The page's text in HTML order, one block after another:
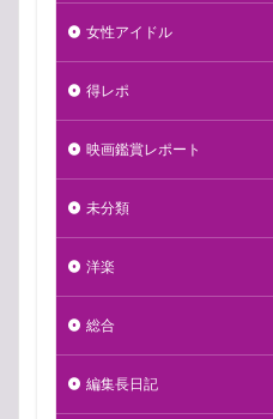
女性アイドル
得レポ
映画鑑賞レポート
未分類
洋楽
総合
編集長日記